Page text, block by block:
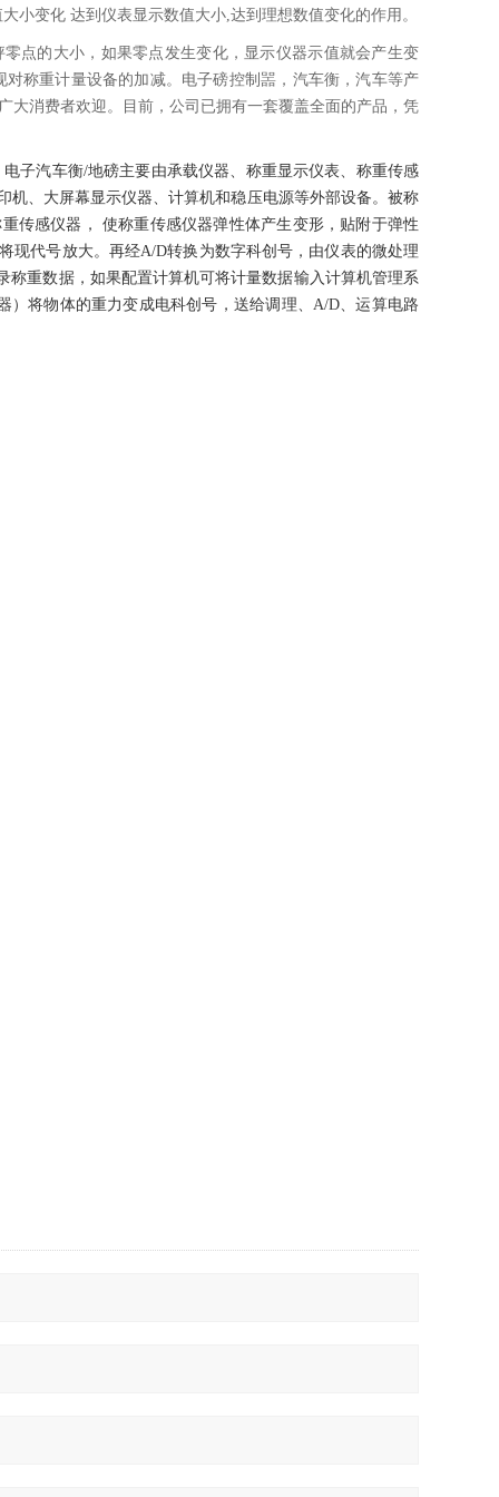
小变化 达到仪表显示数值大小,达到理想数值变化的作用。
点的大小，如果零点发生变化，显示仪器示值就会产生变
称重计量设备的加减。电子磅控制噐，汽车衡，汽车等产
大消费者欢迎。目前，公司已拥有一套覆盖全面的产品，凭
子汽车衡/地磅主要由承载仪器、称重显示仪表、称重传感
、大屏幕显示仪器、计算机和稳压电源等外部设备。被称
传感仪器， 使称重传感仪器弹性体产生变形，贴附于弹性
现代号放大。再经A/D转换为数字科创号，由仪表的微处理
称重数据，如果配置计算机可将计量数据输入计算机管理系
将物体的重力变成电科创号，送给调理、A/D、运算电路